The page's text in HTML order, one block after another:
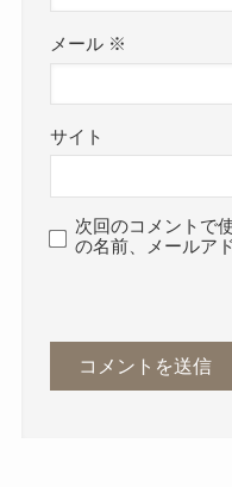
メール ※
サイト
次回のコメントで
の名前、メールア